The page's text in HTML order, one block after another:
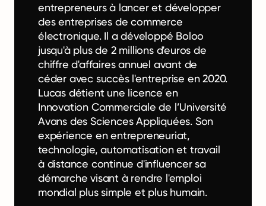
entrepreneurs à lancer et développer
des entreprises de commerce
électronique. Il a développé Boloo
jusqu'à plus de 2 millions d'euros de
chiffre d'affaires annuel avant de
céder avec succès l'entreprise en 2020.
Lucas détient une licence en
Innovation Commerciale de l’Université
Avans des Sciences Appliquées. Son
expérience en entrepreneuriat,
technologie, automatisation et travail
à distance continue d'influencer sa
démarche visant à rendre l'emploi
mondial plus simple et plus humain.